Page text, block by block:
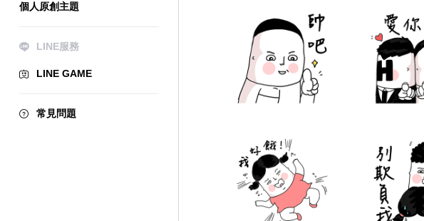
個人原創主題
LINE服務
LINE GAME
常見問題